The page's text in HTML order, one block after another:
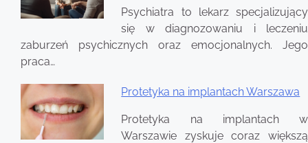
Psychiatra to lekarz specjalizujący
się w diagnozowaniu i leczeniu
zaburzeń psychicznych oraz emocjonalnych. Jego
praca…
Protetyka na implantach Warszawa
Protetyka na implantach w
Warszawie zyskuje coraz większą